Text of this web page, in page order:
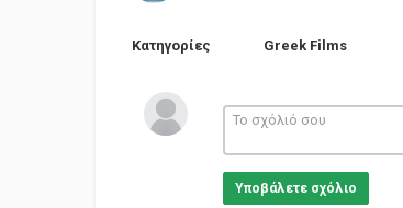
Κατηγορίες Greek Films
Υποβάλετε σχόλιο